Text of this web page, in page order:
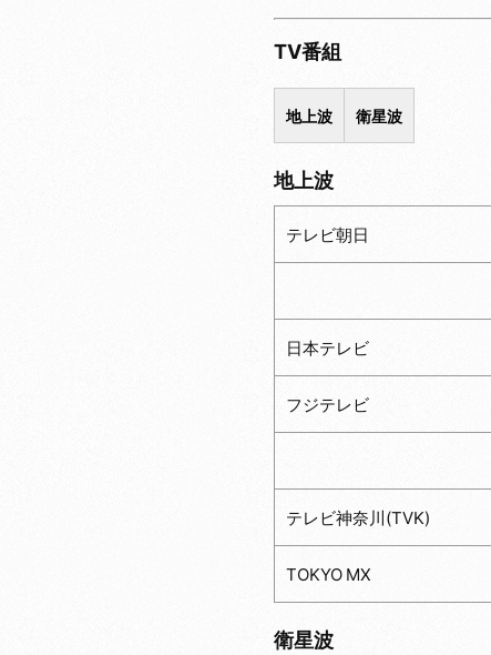
TV番組
地上波 衛星波
地上波
テレビ朝日
日本テレビ
フジテレビ
テレビ神奈川(TVK)
TOKYO MX
衛星波